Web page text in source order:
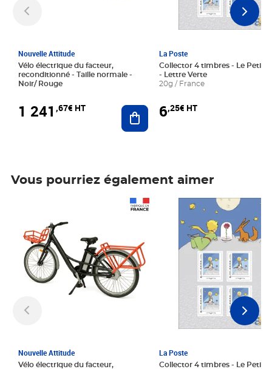
Nouvelle Attitude
Vélo électrique du facteur,
reconditionné - Taille normale -
Noir/ Rouge
1 241 ,67€ HT Ajouter au panier
La Poste
Collector 4 timbres - Le Petit
- Lettre Verte
20g / France
6,25€ HT
Vous pourriez également aimer
Nouvelle Attitude
Vélo électrique du facteur,
La Poste
Collector 4 timbres - Le Petit
Prix 6,25€ HT